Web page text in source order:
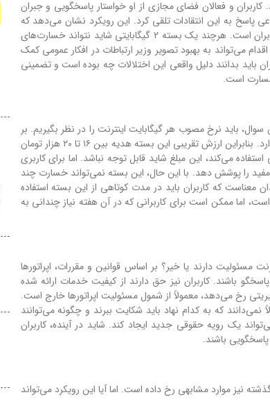
کاربران و فعالان فضای مجازی از او خواستار پاسخگویی و جبران
پاسخ به این انتقادات تلقی کرد. این رویکرد نشان می‌دهد که
وزیر ارتباطات به دنبال کاهش نارضایتی‌های عمومی و نشان دادن حسن نیت خود به کاربران است. هرچند یک بسته ۲ گیگابایتی شاید نتواند خسارت‌های
می‌تواند به بهبود تصویر وزیر ارتباطات در افکار عمومی کمک
باید بدانند دلیل واقعی این اختلالات چه بوده است و تضمینی
خسارت است.
برای پاسخ به این سوال، باید نرخ مصوب هر گیگابایت اینترنت را در نظر بگیریم. بر
اساس تعرفه‌های اعلام شده، هر گیگابایت اینترنت همراه حدود ۸ تا ۱۰ هزار تومان قیمت دارد. بنابراین ارزش تقریبی این بسته هدیه بین ۱۶ تا ۲۰ هزار تومان
می‌کند، این مبلغ شاید قابل توجه نباشد. اما برای کاربری
۲ گیگابایت می‌تواند چند ساعت کار مفید را پوشش دهد. با این حال، این بسته نمی‌تواند خسارت چند
نکته دیگر، محدودیت زمانی ۷ روزه است. این بدان معناست که کاربران باید در مدت کوتاهی از این بسته استفاده
اما ممکن است برای کاربرانی که در آن هفته نیاز چندانی به
مسئولیت دارند یا خیر؟ بر اساس قوانین و مقررات، اپراتورها
باشند. کاربران نیز حق دارند از کیفیت خدمات ارائه شده
رخ می‌دهد، معمولاً از شمول مسئولیت اپراتورها خارج است.
نمی‌دانند که به کدام نهاد باید شکایت ببرند و چگونه می‌توانند
یک رویه حقوقی جدید ایجاد کند. شاید در آینده، کاربران
باشند.
نیز موارد مشابهی رخ داده است. اما آیا این رویکرد می‌تواند